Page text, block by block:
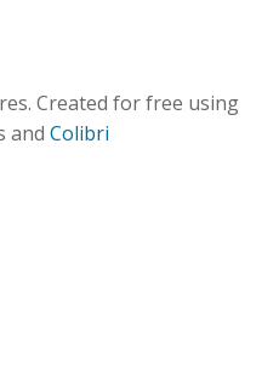
Created for free using
and Colibri